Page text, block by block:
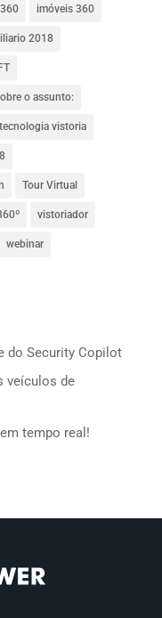
imóveis 360
2018
o assunto:
tecnologia vistoria
Tour Virtual
vistoriador
webinar
do Security Copilot
veículos de
tempo real!